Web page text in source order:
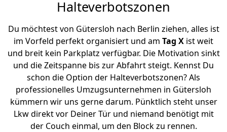
Halteverbotszonen
Du möchtest von Gütersloh nach Berlin ziehen, alles ist
im Vorfeld perfekt organisiert und am Tag X ist weit
und breit kein Parkplatz verfügbar. Die Motivation sinkt
und die Zeitspanne bis zur Abfahrt steigt. Kennst Du
schon die Option der Halteverbotszonen? Als
professionelles Umzugsunternehmen in Gütersloh
kümmern wir uns gerne darum. Pünktlich steht unser
Lkw direkt vor Deiner Tür und niemand benötigt mit
der Couch einmal, um den Block zu rennen.